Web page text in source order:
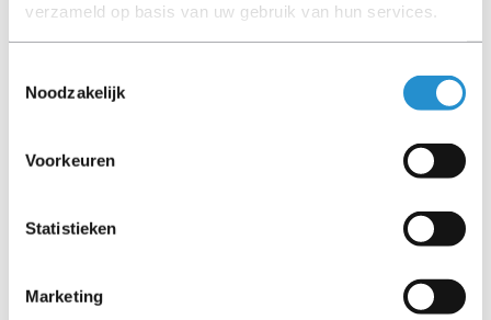
verzameld op basis van uw gebruik van hun services.
Noodzakelijk
Voorkeuren
Statistieken
Marketing
Let goed op de productbeschrijving en neem bij vragen
contact op met ons.
LET OP: Op refurbished producten geldt een
aangegeven.